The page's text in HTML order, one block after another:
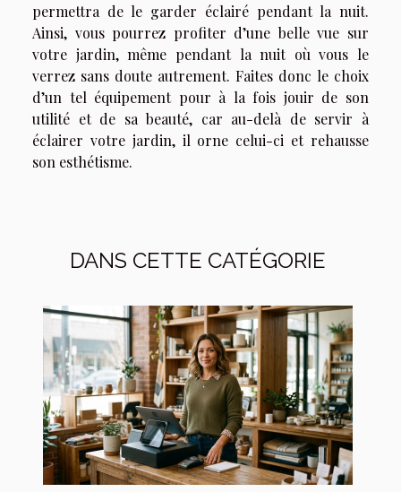
permettra de le garder éclairé pendant la nuit.
Ainsi, vous pourrez profiter d’une belle vue sur
votre jardin, même pendant la nuit où vous le
verrez sans doute autrement. Faites donc le choix
d’un tel équipement pour à la fois jouir de son
utilité et de sa beauté, car au-delà de servir à
éclairer votre jardin, il orne celui-ci et rehausse
son esthétisme.
DANS CETTE CATÉGORIE